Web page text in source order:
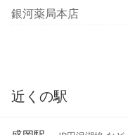
銀河薬局本店
近くの駅